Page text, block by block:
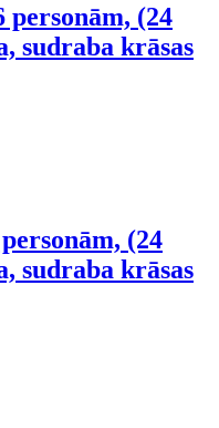
personām, (24
sudraba krāsas
(24
sudraba krāsas